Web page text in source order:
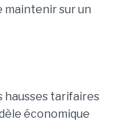
maintenir sur un
hausses tarifaires
économique